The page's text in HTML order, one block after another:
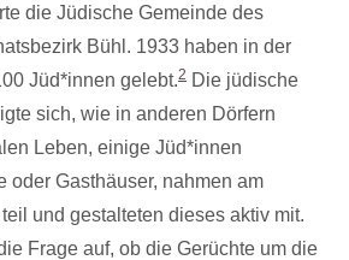
die Jüdische Gemeinde des
Bühl. 1933 haben in der
Jüd*innen gelebt.2 Die jüdische
sich, wie in anderen Dörfern
Leben, einige Jüd*innen
oder Gasthäuser, nahmen am
und gestalteten dieses aktiv mit.
Frage auf, ob die Gerüchte um die